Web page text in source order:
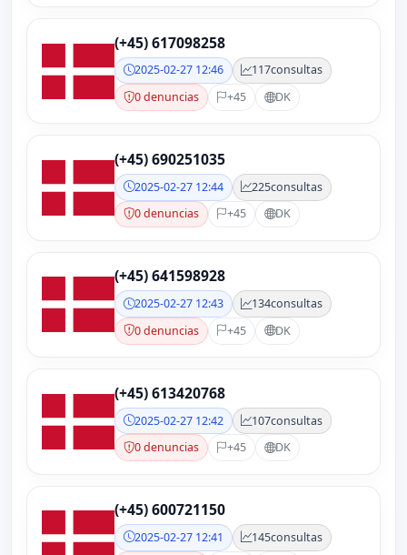
(+45) 617098258
2025-02-27 12:46 117consultas
0 denuncias
+45 DK
(+45) 690251035
2025-02-27 12:44 225consultas
0 denuncias
+45 DK
(+45) 641598928
2025-02-27 12:43 134consultas
0 denuncias
+45 DK
(+45) 613420768
2025-02-27 12:42 107consultas
0 denuncias
+45 DK
(+45) 600721150
2025-02-27 12:41 145consultas